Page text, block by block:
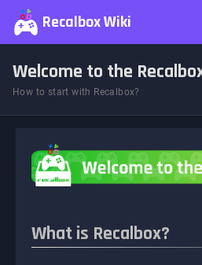
Recalbox Wiki
Welcome to the
How to start with Recalbox?
What is Recalbox?